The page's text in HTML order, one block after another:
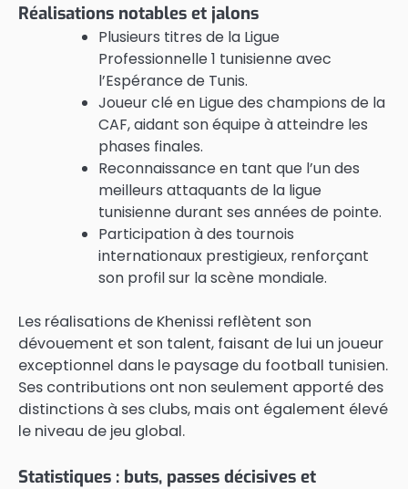
Réalisations notables et jalons
Plusieurs titres de la Ligue
Professionnelle 1 tunisienne avec
l’Espérance de Tunis.
Joueur clé en Ligue des champions de la
CAF, aidant son équipe à atteindre les
phases finales.
Reconnaissance en tant que l’un des
meilleurs attaquants de la ligue
tunisienne durant ses années de pointe.
Participation à des tournois
internationaux prestigieux, renforçant
son profil sur la scène mondiale.
Les réalisations de Khenissi reflètent son
dévouement et son talent, faisant de lui un joueur
exceptionnel dans le paysage du football tunisien.
Ses contributions ont non seulement apporté des
distinctions à ses clubs, mais ont également élevé
le niveau de jeu global.
Statistiques : buts, passes décisives et